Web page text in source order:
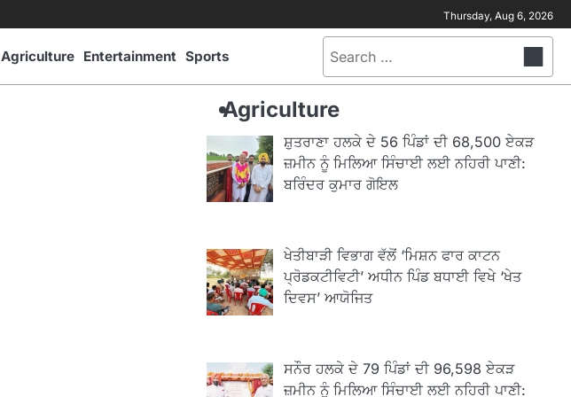
Thursday, Aug 6, 2026
Agriculture Entertainment Sports
Search
for:
Agriculture
ਸ਼ੁਤਰਾਣਾ ਹਲਕੇ ਦੇ 56 ਪਿੰਡਾਂ ਦੀ 68,500 ਏਕੜ
ਜ਼ਮੀਨ ਨੂੰ ਮਿਲਿਆ ਸਿੰਚਾਈ ਲਈ ਨਹਿਰੀ ਪਾਣੀ:
ਬਰਿੰਦਰ ਕੁਮਾਰ ਗੋਇਲ
ਖੇਤੀਬਾੜੀ ਵਿਭਾਗ ਵੱਲੋਂ ‘ਮਿਸ਼ਨ ਫਾਰ ਕਾਟਨ
ਪ੍ਰੋਡਕਟੀਵਿਟੀ’ ਅਧੀਨ ਪਿੰਡ ਬਧਾਈ ਵਿਖੇ ‘ਖੇਤ
ਦਿਵਸ’ ਆਯੋਜਿਤ
ਸਨੌਰ ਹਲਕੇ ਦੇ 79 ਪਿੰਡਾਂ ਦੀ 96,598 ਏਕੜ
ਜ਼ਮੀਨ ਨੂੰ ਮਿਲਿਆ ਸਿੰਚਾਈ ਲਈ ਨਹਿਰੀ ਪਾਣੀ: